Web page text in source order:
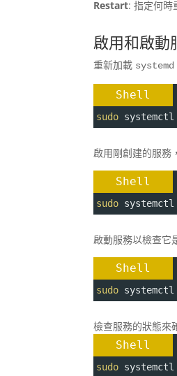
Restart: 指定何時
啟用和啟動
重新加載 systemd
Shell
sudo systemctl
啟用剛創建的服務
Shell
sudo systemctl
啟動服務以檢查它
Shell
sudo systemctl
檢查服務的狀態來
Shell
sudo